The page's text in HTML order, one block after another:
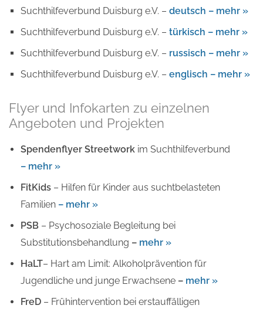
Suchthilfeverbund Duisburg e.V. – deutsch – mehr »
Suchthilfeverbund Duisburg e.V. – türkisch – mehr »
Suchthilfeverbund Duisburg e.V. – russisch – mehr »
Suchthilfeverbund Duisburg e.V. – englisch – mehr »
Flyer und Infokarten zu einzelnen
Angeboten und Projekten
Spendenflyer Streetwork im Suchthilfeverbund
– mehr »
FitKids – Hilfen für Kinder aus suchtbelasteten
Familien – mehr »
PSB – Psychosoziale Begleitung bei
Substitutionsbehandlung – mehr »
HaLT– Hart am Limit: Alkoholprävention für
Jugendliche und junge Erwachsene – mehr »
FreD – Frühintervention bei erstauffälligen